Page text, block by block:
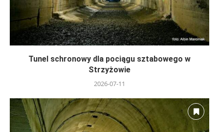
Tunel schronowy dla pociągu sztabowego w
Strzyżowie
2026-07-11